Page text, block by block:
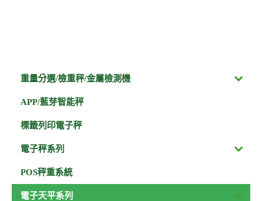
重量分選/檢重秤/金屬檢測機
APP/藍芽智能秤
標籤列印電子秤
電子秤系列
POS秤重系統
電子天平系列